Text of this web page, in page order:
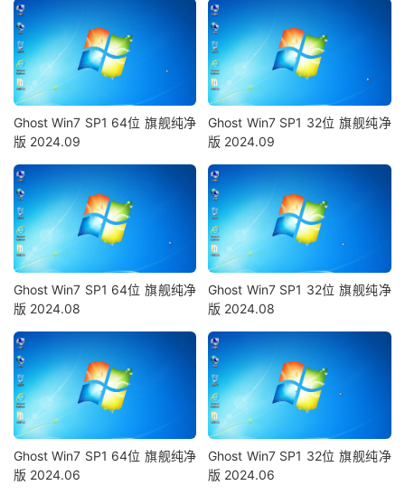
Ghost Win7 SP1 64位 旗舰纯净
版 2024.09
Ghost Win7 SP1 32位 旗舰纯净
版 2024.09
Ghost Win7 SP1 64位 旗舰纯净
版 2024.08
Ghost Win7 SP1 32位 旗舰纯净
版 2024.08
Ghost Win7 SP1 64位 旗舰纯净
版 2024.06
Ghost Win7 SP1 32位 旗舰纯净
版 2024.06